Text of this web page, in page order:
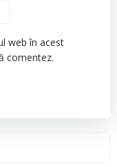
web în acest
comentez.